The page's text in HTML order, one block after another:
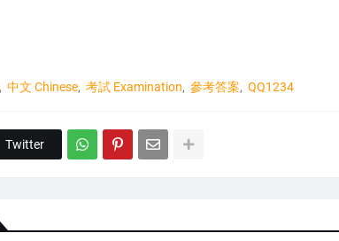
中文 Chinese 考試 Examination 參考答案 QQ1234
Twitter